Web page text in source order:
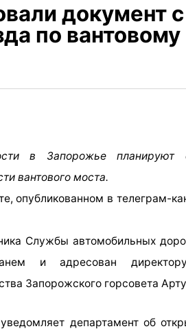
документ
по вантовому
в Запорожье планируют
вантового моста.
опубликованном в телеграм-
Службы автомобильных
и адресован
Запорожского горсовета
департамент об